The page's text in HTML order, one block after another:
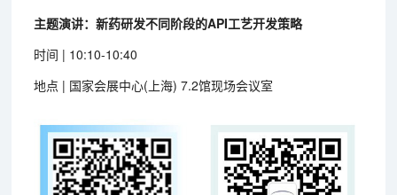
主题演讲：新药研发不同阶段的API工艺开发策略
时间 | 10:10-10:40
地点 | 国家会展中心(上海) 7.2馆现场会议室